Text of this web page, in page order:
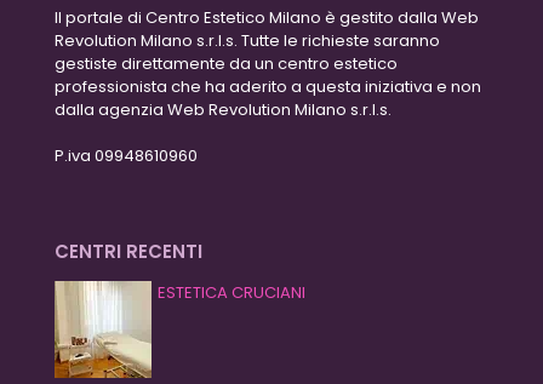
Il portale di Centro Estetico Milano è gestito dalla Web
Revolution Milano s.r.l.s. Tutte le richieste saranno
gestiste direttamente da un centro estetico
professionista che ha aderito a questa iniziativa e non
dalla agenzia Web Revolution Milano s.r.l.s.
P.iva 09948610960
CENTRI RECENTI
ESTETICA CRUCIANI